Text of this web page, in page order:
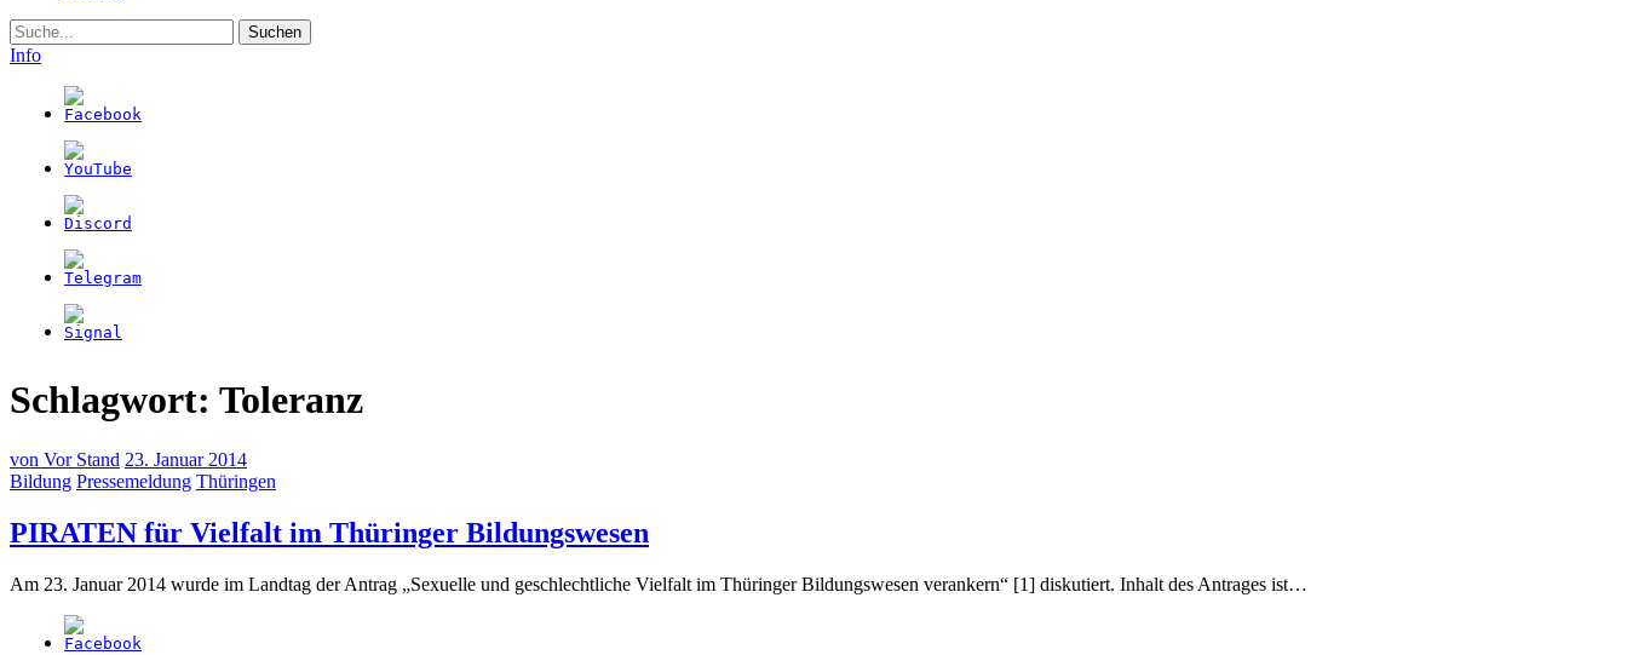
Suche
Info
Schlagwort: Toleranz
von Vor Stand 23. Januar 2014
Bildung Pressemeldung Thüringen
PIRATEN für Vielfalt im Thüringer Bildungswesen
2014)
Am 23. Januar 2014 wurde im Landtag der Antrag „Sexuelle und geschlechtliche Vielfalt im Thüringer Bildungswesen verankern“ [1] diskutiert. Inhalt des Antrages ist…